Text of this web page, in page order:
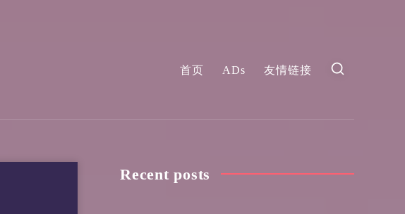
首页 ADs 友情链接
Recent posts